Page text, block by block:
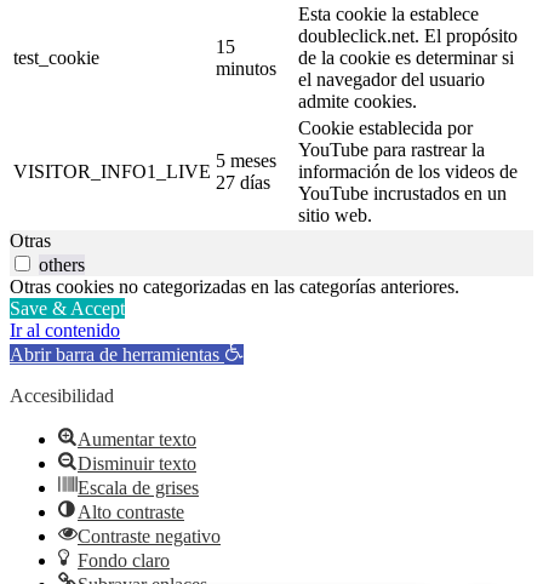
test_cookie
15
minutos
Esta cookie la establece
doubleclick.net. El propósito
de la cookie es determinar si
el navegador del usuario
admite cookies.
VISITOR_INFO1_LIVE
5 meses
27 días
Cookie establecida por
YouTube para rastrear la
información de los videos de
YouTube incrustados en un
sitio web.
Otras
others
Otras cookies no categorizadas en las categorías anteriores.
Save & Accept
Ir al contenido
Abrir barra de herramientas
Accesibilidad
Aumentar texto
Disminuir texto
Escala de grises
Alto contraste
Contraste negativo
Fondo claro